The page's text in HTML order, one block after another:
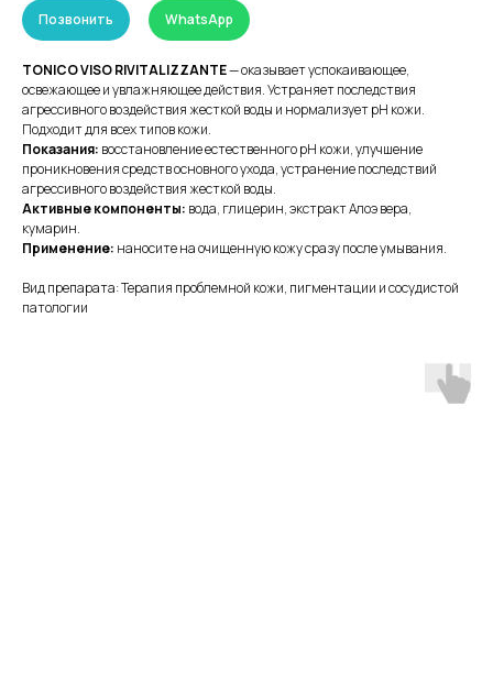
Позвонить WhatsApp
TONICO VISO RIVITALIZZANTE— оказывает успокаивающее,
освежающее и увлажняющее действия. Устраняет последствия
агрессивного воздействия жесткой воды и нормализует pH кожи.
Подходит для всех типов кожи.
Показания: восстановление естественного pH кожи, улучшение
проникновения средств основного ухода, устранение последствий
агрессивного воздействия жесткой воды.
Активные компоненты: вода, глицерин, экстракт Алоэ вера,
кумарин.
Применение: наносите на очищенную кожу сразу после умывания.
Вид препарата: Терапия проблемной кожи, пигментации и сосудистой
патологии